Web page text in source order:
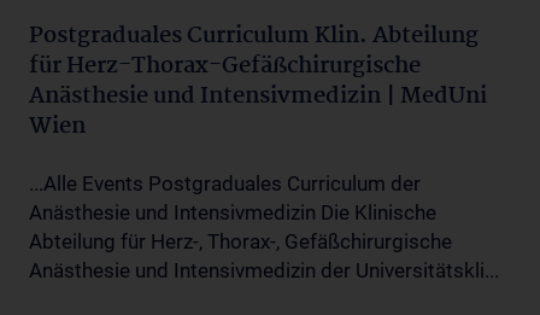
Postgraduales Curriculum Klin. Abteilung
für Herz-Thorax-Gefäßchirurgische
Anästhesie und Intensivmedizin | MedUni
Wien
...Alle Events Postgraduales Curriculum der
Anästhesie und Intensivmedizin Die Klinische
Abteilung für Herz-, Thorax-, Gefäßchirurgische
Anästhesie und Intensivmedizin der Universitätskli...